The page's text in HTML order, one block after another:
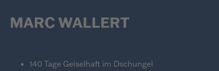
MARC WALLERT
140 Tage Geiselhaft im Dschungel